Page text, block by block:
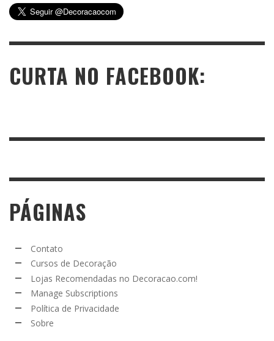
CURTA NO FACEBOOK:
PÁGINAS
Contato
Cursos de Decoração
Lojas Recomendadas no Decoracao.com!
Manage Subscriptions
Política de Privacidade
Sobre